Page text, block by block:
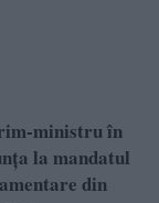
ministru în
la mandatul
din